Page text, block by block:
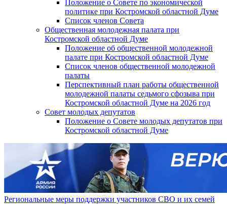
Положение о Совете по экономической
политике при Костромской областной Думе
Список членов Совета
Общественная молодежная палата при
Костромской областной Думе
Положение об общественной молодежной
палате при Костромской областной Думе
Список членов общественной молодежной
палаты
Перспективный план работы общественной
молодежной палаты седьмого сфозыва при
Костромской областной Думе на 2026 год
Совет молодых депутатов
Положение о Совете молодых депутатов при
Костромской областной Думе
Региональные меры поддержки участников СВО и их семей